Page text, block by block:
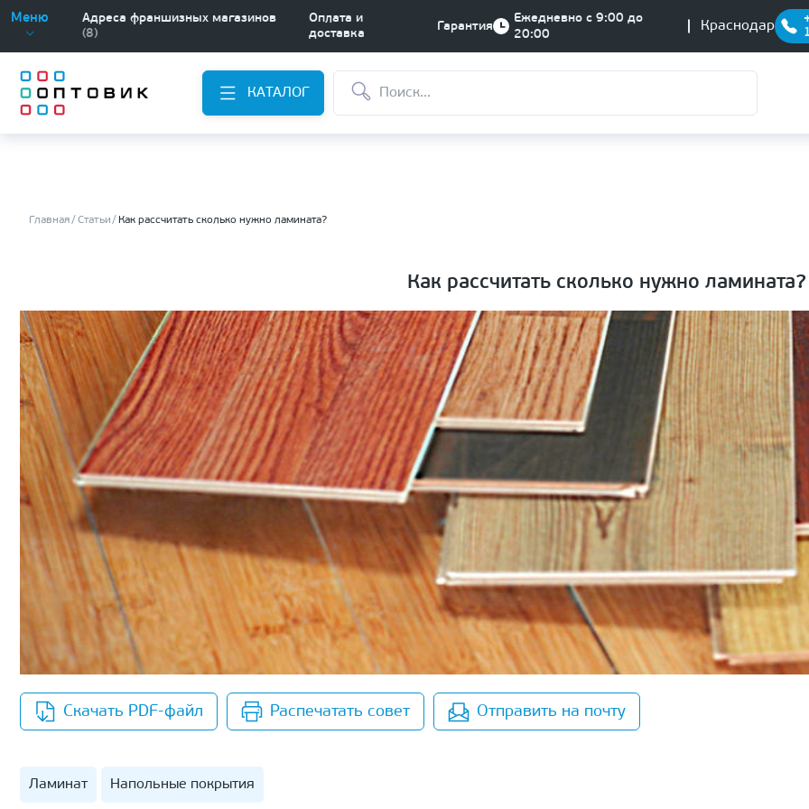
Меню
Адреса франшизных магазинов
(8)
Оплата и
доставка
Гарантия
Ежедневно с 9:00 до
20:00
Краснодар
КАТАЛОГ
Главная Статьи Как рассчитать сколько нужно ламината?
Как рассчитать сколько нужно ламината?
Скачать PDF-файл Распечатать совет Отправить на почту
Ламинат Напольные покрытия